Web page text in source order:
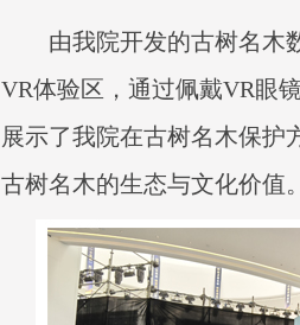
由我院开发的古树名木
VR体验区，通过佩戴VR眼
展示了我院在古树名木保护
古树名木的生态与文化价值。